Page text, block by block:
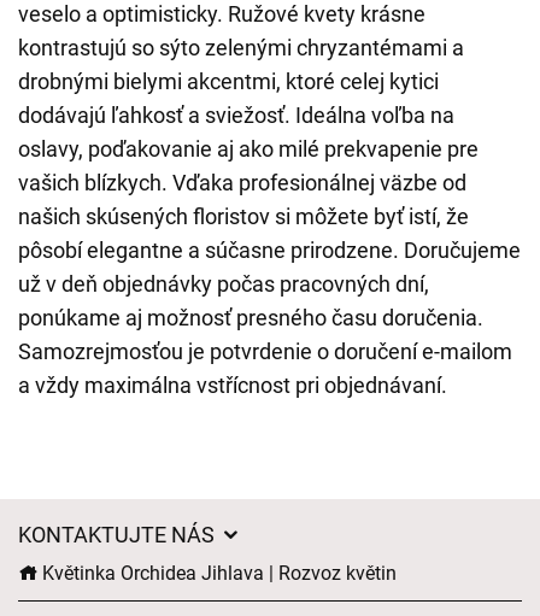
veselo a optimisticky. Ružové kvety krásne
kontrastujú so sýto zelenými chryzantémami a
drobnými bielymi akcentmi, ktoré celej kytici
dodávajú ľahkosť a sviežosť. Ideálna voľba na
oslavy, poďakovanie aj ako milé prekvapenie pre
vašich blízkych. Vďaka profesionálnej väzbe od
našich skúsených floristov si môžete byť istí, že
pôsobí elegantne a súčasne prirodzene. Doručujeme
už v deň objednávky počas pracovných dní,
ponúkame aj možnosť presného času doručenia.
Samozrejmosťou je potvrdenie o doručení e-mailom
a vždy maximálna vstřícnost pri objednávaní.
KONTAKTUJTE NÁS
Květinka Orchidea Jihlava | Rozvoz květin